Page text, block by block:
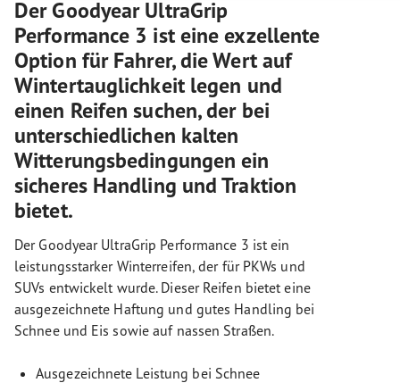
Der Goodyear UltraGrip
Performance 3 ist eine exzellente
Option für Fahrer, die Wert auf
Wintertauglichkeit legen und
einen Reifen suchen, der bei
unterschiedlichen kalten
Witterungsbedingungen ein
sicheres Handling und Traktion
bietet.
Der Goodyear UltraGrip Performance 3 ist ein
leistungsstarker Winterreifen, der für PKWs und
SUVs entwickelt wurde. Dieser Reifen bietet eine
ausgezeichnete Haftung und gutes Handling bei
Schnee und Eis sowie auf nassen Straßen.
Ausgezeichnete Leistung bei Schnee